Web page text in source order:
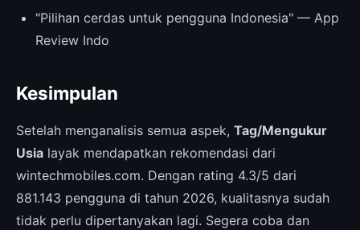
"Pilihan cerdas untuk pengguna Indonesia" — App
Review Indo
Kesimpulan
Setelah menganalisis semua aspek, Tag/Mengukur
Usia layak mendapatkan rekomendasi dari
wintechmobiles.com. Dengan rating 4.3/5 dari
881.143 pengguna di tahun 2026, kualitasnya sudah
tidak perlu dipertanyakan lagi. Segera coba dan